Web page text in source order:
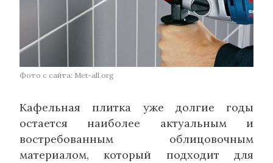
Фото с сайта: Met-all.org
Кафельная плитка уже долгие годы
остается наиболее актуальным и
востребованным облицовочным
материалом, который подходит для